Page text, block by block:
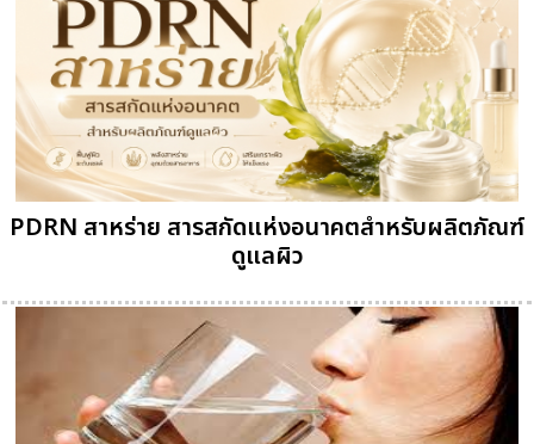
PDRN สาหร่าย สารสกัดแห่งอนาคตสำหรับผลิตภัณฑ์
ดูแลผิว